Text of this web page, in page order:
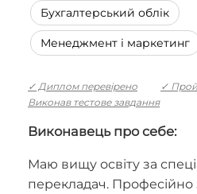
Бухгалтерський облік
Менеджмент і маркетинг
✓ Диплом перевірено ✓
Виконав тестове завдання
Виконавець про себе:
Маю вищу освіту за
перекладач.